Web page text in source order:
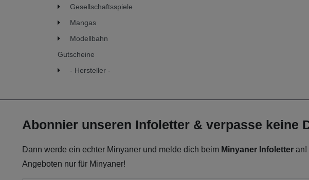
Gesellschaftsspiele
Mangas
Modellbahn
Gutscheine
- Hersteller -
Abonnier unseren Infoletter & verpasse keine
Dann werde ein echter Minyaner und melde dich beim Minyaner Infoletter an!
Angeboten nur für Minyaner!